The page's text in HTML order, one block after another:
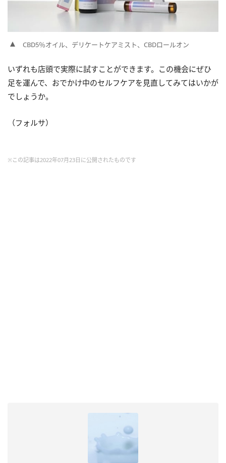
CBD5％オイル、デリケートケアミスト、CBDロールオン
いずれも店頭で実際に試すことができます。この機会にぜひ
足を運んで、おでかけ中のセルフケアを見直してみてはいかが
でしょうか。
（フォルサ）
※この記事は2022年07月23日に公開されたものです